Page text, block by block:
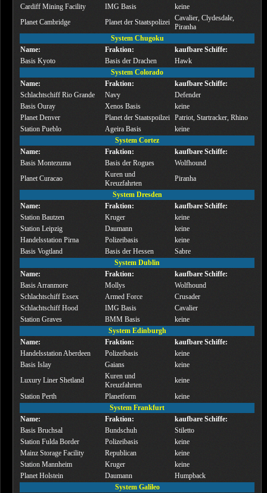
Cardiff Mining Facility
IMG Basis
keine
Planet Cambridge
Planet der Staatspolizei Cavalier, Clydesdale,
Piranha
System Chugoku
Name:
Fraktion:
kaufbare Schiffe:
Basis Kyoto
Basis der Drachen
Hawk
System Colorado
Name:
Fraktion:
kaufbare Schiffe:
Schlachtschiff Rio Grande
Navy
Defender
Basis Ouray
Xenos Basis
keine
Planet Denver
Planet der Staatspoilzei Patriot, Startracker, Rhino
Station Pueblo
Ageira Basis
keine
System Cortez
Name:
Fraktion:
kaufbare Schiffe:
Basis Montezuma
Basis der Rogues
Wolfhound
Planet Curacao
Kuren und
Kreuzfahrten
Piranha
System Dresden
Name:
Fraktion:
kaufbare Schiffe:
Station Bautzen
Kruger
keine
Station Leipzig
Daumann
keine
Handelsstation Pirna
Polizeibasis
keine
Basis Vogtland
Basis der Hessen
Sabre
System Dublin
Name:
Fraktion:
kaufbare Schiffe:
Basis Arranmore
Mollys
Wolfhound
Schlachtschiff Essex
Armed Force
Crusader
Schlachtschiff Hood
IMG Basis
Cavalier
Station Graves
BMM Basis
keine
System Edinburgh
Name:
Fraktion:
kaufbare Schiffe:
Handelsstation Aberdeen
Polizeibasis
keine
Basis Islay
Gaians
keine
Luxury Liner Shetland
Kuren und
Kreuzfahrten
keine
Station Perth
Planetform
keine
System Frankfurt
Name:
Fraktion:
kaufbare Schiffe:
Basis Bruchsal
Bundschuh
Stiletto
Station Fulda Border
Polizeibasis
keine
Mainz Storage Facility
Republican
keine
Station Mannheim
Kruger
keine
Planet Holstein
Daumann
Humpback
System Galileo